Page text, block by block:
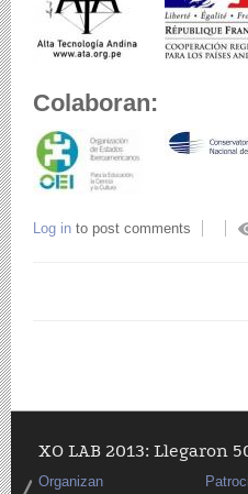
Colaboran:
Log in to post comments
XO LAB 2013: Llegaron
Organizan